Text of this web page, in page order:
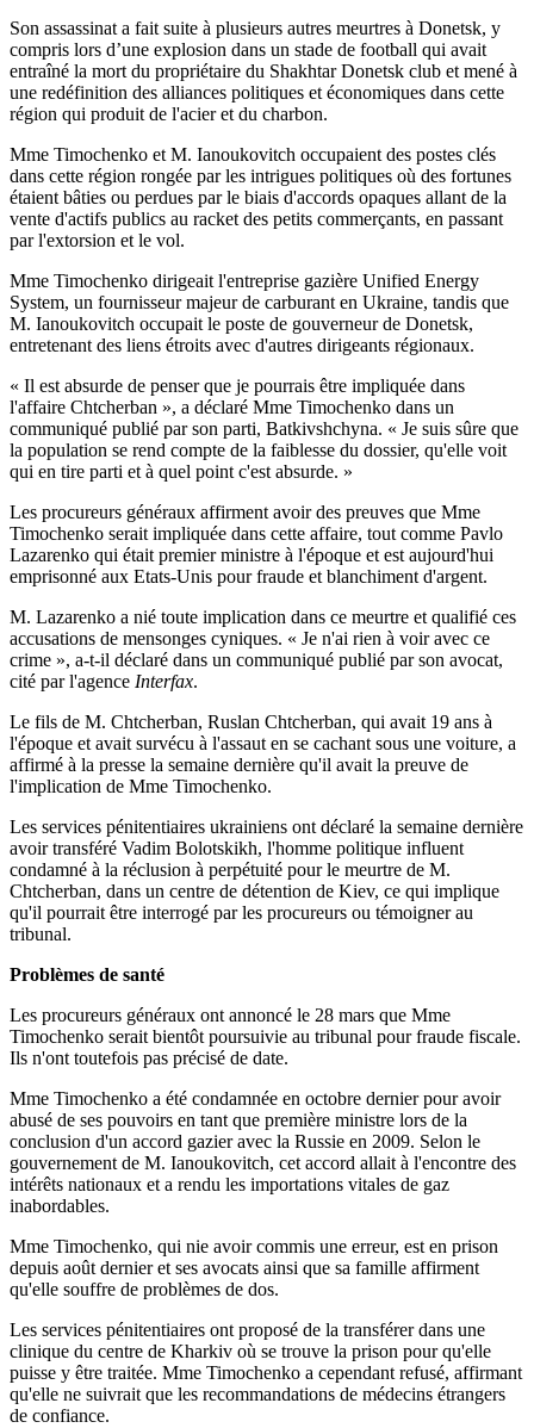
Son assassinat a fait suite à plusieurs autres meurtres à Donetsk, y
compris lors d’une explosion dans un stade de football qui avait
entraîné la mort du propriétaire du Shakhtar Donetsk club et mené à
une redéfinition des alliances politiques et économiques dans cette
région qui produit de l'acier et du charbon.
Mme Timochenko et M. Ianoukovitch occupaient des postes clés
dans cette région rongée par les intrigues politiques où des fortunes
étaient bâties ou perdues par le biais d'accords opaques allant de la
vente d'actifs publics au racket des petits commerçants, en passant
par l'extorsion et le vol.
Mme Timochenko dirigeait l'entreprise gazière Unified Energy
System, un fournisseur majeur de carburant en Ukraine, tandis que
M. Ianoukovitch occupait le poste de gouverneur de Donetsk,
entretenant des liens étroits avec d'autres dirigeants régionaux.
« Il est absurde de penser que je pourrais être impliquée dans
l'affaire Chtcherban », a déclaré Mme Timochenko dans un
communiqué publié par son parti, Batkivshchyna. « Je suis sûre que
la population se rend compte de la faiblesse du dossier, qu'elle voit
qui en tire parti et à quel point c'est absurde. »
Les procureurs généraux affirment avoir des preuves que Mme
Timochenko serait impliquée dans cette affaire, tout comme Pavlo
Lazarenko qui était premier ministre à l'époque et est aujourd'hui
emprisonné aux Etats-Unis pour fraude et blanchiment d'argent.
M. Lazarenko a nié toute implication dans ce meurtre et qualifié ces
accusations de mensonges cyniques. « Je n'ai rien à voir avec ce
crime », a-t-il déclaré dans un communiqué publié par son avocat,
cité par l'agence Interfax.
Le fils de M. Chtcherban, Ruslan Chtcherban, qui avait 19 ans à
l'époque et avait survécu à l'assaut en se cachant sous une voiture, a
affirmé à la presse la semaine dernière qu'il avait la preuve de
l'implication de Mme Timochenko.
Les services pénitentiaires ukrainiens ont déclaré la semaine dernière
avoir transféré Vadim Bolotskikh, l'homme politique influent
condamné à la réclusion à perpétuité pour le meurtre de M.
Chtcherban, dans un centre de détention de Kiev, ce qui implique
qu'il pourrait être interrogé par les procureurs ou témoigner au
tribunal.
Problèmes de santé
Les procureurs généraux ont annoncé le 28 mars que Mme
Timochenko serait bientôt poursuivie au tribunal pour fraude fiscale.
Ils n'ont toutefois pas précisé de date.
Mme Timochenko a été condamnée en octobre dernier pour avoir
abusé de ses pouvoirs en tant que première ministre lors de la
conclusion d'un accord gazier avec la Russie en 2009. Selon le
gouvernement de M. Ianoukovitch, cet accord allait à l'encontre des
intérêts nationaux et a rendu les importations vitales de gaz
inabordables.
Mme Timochenko, qui nie avoir commis une erreur, est en prison
depuis août dernier et ses avocats ainsi que sa famille affirment
qu'elle souffre de problèmes de dos.
Les services pénitentiaires ont proposé de la transférer dans une
clinique du centre de Kharkiv où se trouve la prison pour qu'elle
puisse y être traitée. Mme Timochenko a cependant refusé, affirmant
qu'elle ne suivrait que les recommandations de médecins étrangers
de confiance.